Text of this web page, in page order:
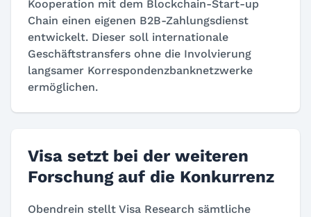
Kooperation mit dem Blockchain-Start-up
Chain einen eigenen B2B-Zahlungsdienst
entwickelt. Dieser soll internationale
Geschäftstransfers ohne die Involvierung
langsamer Korrespondenzbanknetzwerke
ermöglichen.
Visa setzt bei der weiteren
Forschung auf die Konkurrenz
Obendrein stellt Visa Research sämtliche